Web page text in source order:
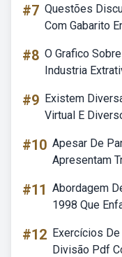
#7 Questões
Com Gabarito
#8 O Grafico
Industria
#9 Existem
Virtual E
#10 Apesar De
Apresentam
#11 Abordagem
1998 Que
#12 Exercícios
Divisão Pdf